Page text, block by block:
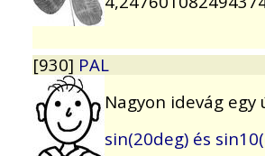
[930] PAL
Nagyon idevág
sin(20deg) és